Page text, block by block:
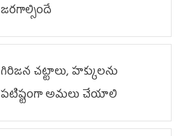
జరగాల్సిందే
గిరిజన చట్టాలు, హక్కులను
పటిష్టంగా అమలు చేయాలి